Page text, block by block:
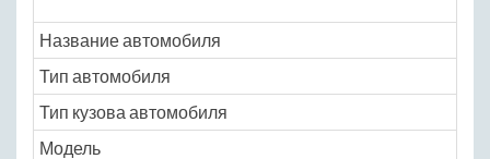
Название автомобиля
Тип автомобиля
Тип кузова автомобиля
Модель